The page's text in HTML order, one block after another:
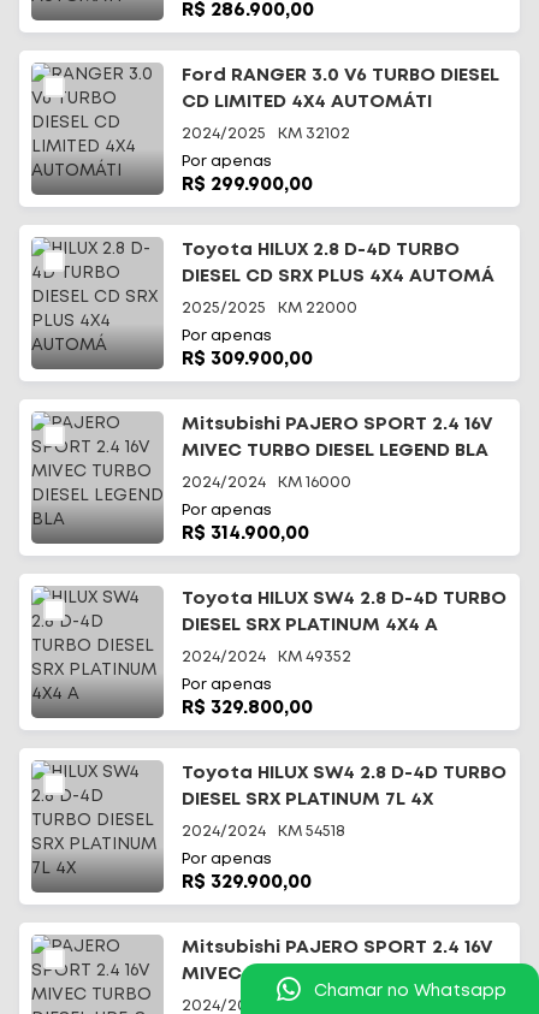
R$ 286.900,00
Ford RANGER 3.0 V6 TURBO DIESEL
CD LIMITED 4X4 AUTOMÁTI
2024/2025 KM 32102
Por apenas
R$ 299.900,00
Toyota HILUX 2.8 D-4D TURBO
DIESEL CD SRX PLUS 4X4 AUTOMÁ
2025/2025 KM 22000
Por apenas
R$ 309.900,00
Mitsubishi PAJERO SPORT 2.4 16V
MIVEC TURBO DIESEL LEGEND BLA
2024/2024 KM 16000
Por apenas
R$ 314.900,00
Toyota HILUX SW4 2.8 D-4D TURBO
DIESEL SRX PLATINUM 4X4 A
2024/2024 KM 49352
Por apenas
R$ 329.800,00
Toyota HILUX SW4 2.8 D-4D TURBO
DIESEL SRX PLATINUM 7L 4X
2024/2024 KM 54518
Por apenas
R$ 329.900,00
Mitsubishi PAJERO SPORT 2.4 16V
MIVEC TURBO DIESEL HPE-S AWD
2024/2025
Chamar no Whatsapp